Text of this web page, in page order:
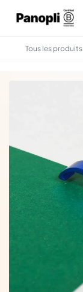
Tous les produits